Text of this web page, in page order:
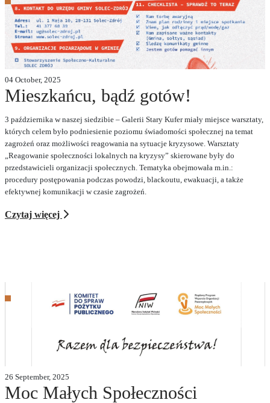
04 October, 2025
Mieszkańcu, bądź gotów!
3 października w naszej siedzibie – Galerii Stary Kufer miały miejsce warsztaty,
których celem było podniesienie poziomu świadomości społecznej na temat
zagrożeń oraz możliwości reagowania na sytuacje kryzysowe. Warsztaty
„Reagowanie społeczności lokalnych na kryzysy” skierowane były do
przedstawicieli organizacji społecznych. Tematyka obejmowała m.in.:
procedury postępowania podczas powodzi, blackoutu, ewakuacji, a także
efektywnej komunikacji w czasie zagrożeń.
Czytaj więcej
26 September, 2025
Moc Małych Społeczności